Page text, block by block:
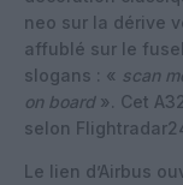
neo sur la dérive
affublé sur le
slogans : « scan
on board». Cet
selon
Le lien d’Airbus